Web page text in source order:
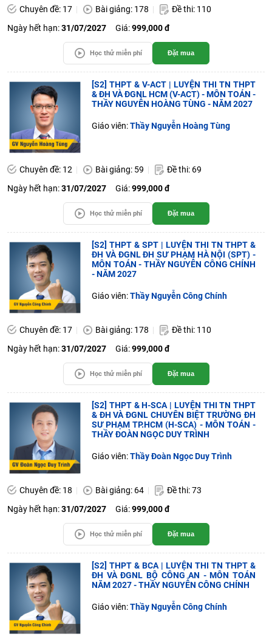
Chuyên đề: 17 Bài giảng: 178
Đề thi: 110
Ngày hết hạn:31/07/2027 Giá:999,000 đ
Học thử miễn phí Đặt mua
[S2] THPT & V-ACT | LUYỆN THI TN THPT
& ĐH VÀ ĐGNL HCM (V-ACT) - MÔN TOÁN -
THẦY NGUYỄN HOÀNG TÙNG - NĂM 2027
Giáo viên:Thầy Nguyễn Hoàng Tùng
Chuyên đề: 12 Bài giảng: 59
Đề thi: 69
Ngày hết hạn:31/07/2027 Giá:999,000 đ
Học thử miễn phí Đặt mua
[S2] THPT & SPT | LUYỆN THI TN THPT &
ĐH VÀ ĐGNL ĐH SƯ PHẠM HÀ NỘI (SPT) -
MÔN TOÁN - THẦY NGUYỄN CÔNG CHÍNH
- NĂM 2027
Giáo viên:Thầy Nguyễn Công Chính
Chuyên đề: 17 Bài giảng: 178
Đề thi: 110
Ngày hết hạn:31/07/2027 Giá:999,000 đ
Học thử miễn phí Đặt mua
[S2] THPT & H-SCA | LUYỆN THI TN THPT
& ĐH VÀ ĐGNL CHUYÊN BIỆT TRƯỜNG ĐH
SƯ PHẠM TP.HCM (H-SCA) - MÔN TOÁN -
THẦY ĐOÀN NGỌC DUY TRÌNH
Giáo viên:Thầy Đoàn Ngọc Duy Trình
Chuyên đề: 18 Bài giảng: 64
Đề thi: 73
Ngày hết hạn:31/07/2027 Giá:999,000 đ
Học thử miễn phí Đặt mua
[S2] THPT & BCA | LUYỆN THI TN THPT &
ĐH VÀ ĐGNL BỘ CÔNG AN - MÔN TOÁN
NĂM 2027 - THẦY NGUYỄN CÔNG CHÍNH
Giáo viên:Thầy Nguyễn Công Chính